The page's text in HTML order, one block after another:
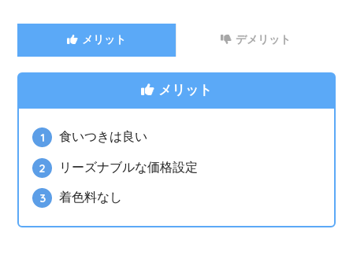
メリット デメリット
メリット
食いつきは良い
リーズナブルな価格設定
着色料なし